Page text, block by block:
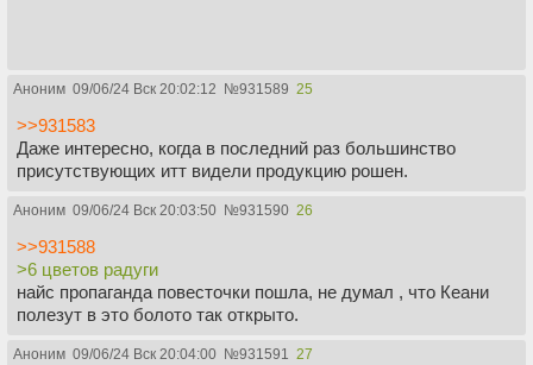
Аноним 09/06/24 Вск 20:02:12 №931589 25
>>931583
Даже интересно, когда в последний раз большинство
присутствующих итт видели продукцию рошен.
Аноним 09/06/24 Вск 20:03:50 №931590 26
>>931588
>6 цветов радуги
найс пропаганда повесточки пошла, не думал , что Кеани
полезут в это болото так открыто.
Аноним 09/06/24 Вск 20:04:00 №931591 27